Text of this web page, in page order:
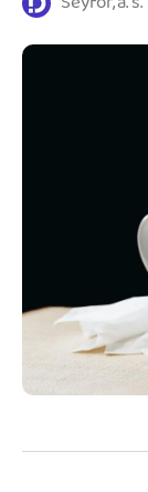
Spřátelené
Fakturační